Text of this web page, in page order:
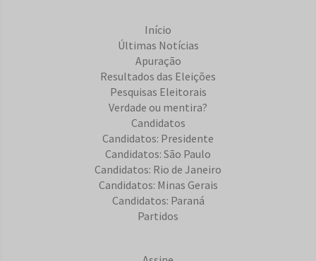
Início
Últimas Notícias
Apuração
Resultados das Eleições
Pesquisas Eleitorais
Verdade ou mentira?
Candidatos
Candidatos: Presidente
Candidatos: São Paulo
Candidatos: Rio de Janeiro
Candidatos: Minas Gerais
Candidatos: Paraná
Partidos